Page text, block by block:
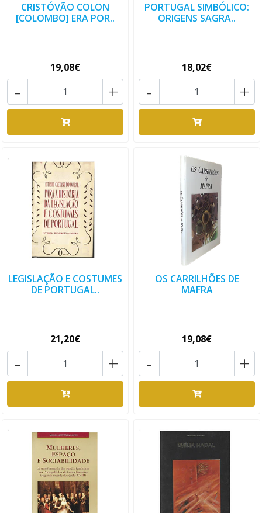
CRISTÓVÃO COLON
[COLOMBO] ERA POR..
19,08€
+
-
PORTUGAL SIMBÓLICO:
ORIGENS SAGRA..
18,02€
+
-
LEGISLAÇÃO E COSTUMES
DE PORTUGAL..
21,20€
+
-
OS CARRILHÕES DE
MAFRA
19,08€
+
-